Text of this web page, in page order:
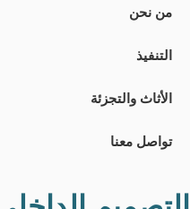
من نحن
التنفيذ
الأثاث والتجزئة
تواصل معنا